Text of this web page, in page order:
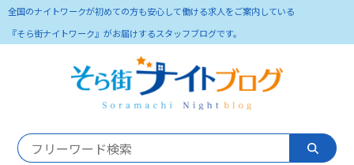
全国のナイトワークが初めての方も安心して働ける求人をご案内している
『そら街ナイトワーク』がお届けするスタッフブログです。